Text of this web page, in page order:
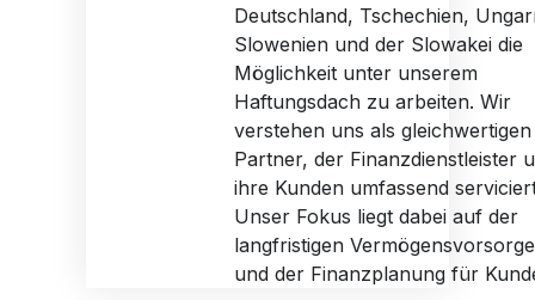
Deutschland, Tschechien,
Slowenien und der Slowakei die
Möglichkeit unter unserem
Haftungsdach zu arbeiten. Wir
verstehen uns als gleichwertigen
Partner, der Finanzdienstleister
ihre Kunden umfassend
Unser Fokus liegt dabei auf der
langfristigen Vermögensvorsorge
und der Finanzplanung für